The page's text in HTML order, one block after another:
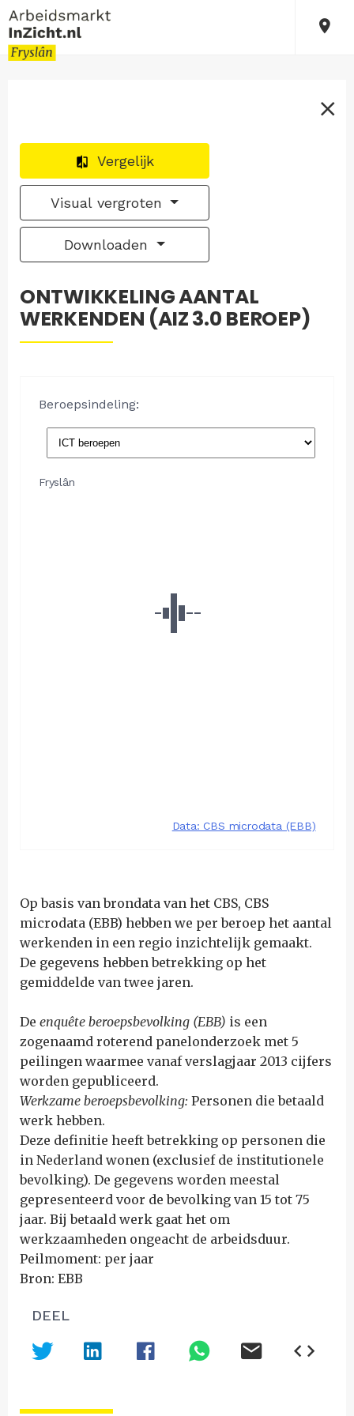
Vergelijk
Visual vergroten
Downloaden
ONTWIKKELING AANTAL
WERKENDEN (AIZ 3.0 BEROEP)
Op basis van brondata van het CBS, CBS
microdata (EBB) hebben we per beroep het aantal
werkenden in een regio inzichtelijk gemaakt.
De gegevens hebben betrekking op het
gemiddelde van twee jaren.
De enquête beroepsbevolking (EBB) is een
zogenaamd roterend panelonderzoek met 5
peilingen waarmee vanaf verslagjaar 2013 cijfers
worden gepubliceerd.
Werkzame beroepsbevolking: Personen die betaald
werk hebben.
Deze definitie heeft betrekking op personen die
in Nederland wonen (exclusief de institutionele
bevolking). De gegevens worden meestal
gepresenteerd voor de bevolking van 15 tot 75
jaar. Bij betaald werk gaat het om
werkzaamheden ongeacht de arbeidsduur.
Peilmoment: per jaar
Bron: EBB
DEEL